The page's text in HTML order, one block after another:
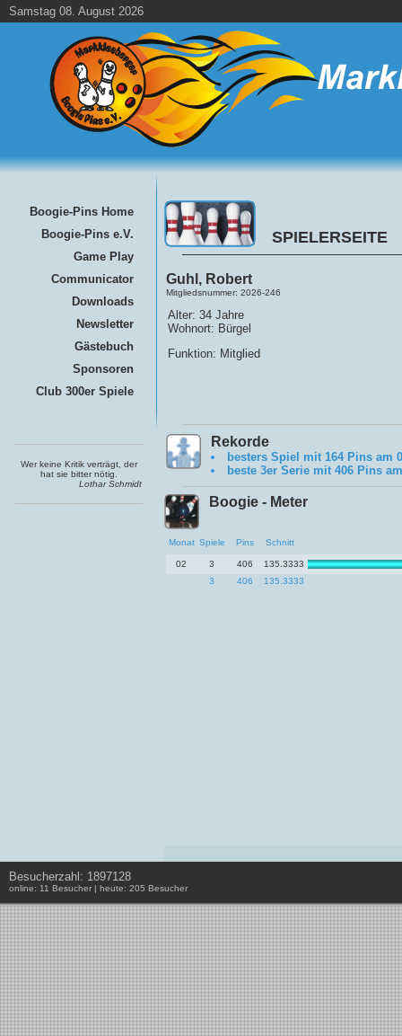
Samstag 08. August 2026
Boogie-Pins Home
Boogie-Pins e.V.
Game Play
Communicator
Downloads
Newsletter
Gästebuch
Sponsoren
Club 300er Spiele
Wer keine Kritik verträgt, der
hat sie bitter nötig.
Lothar Schmidt
SPIELERSEITE
Guhl, Robert
Mitgliedsnummer: 2026-246
Alter: 34 Jahre
Wohnort: Bürgel
Funktion: Mitglied
Rekorde
besters Spiel mit 164 Pins am
beste 3er Serie mit 406 Pins
Boogie - Meter
Monat Spiele Pins Schnitt
02 3 406
135.3333
3
406 135.3333
Besucherzahl: 1897128
online: 11 Besucher | heute: 205 Besucher